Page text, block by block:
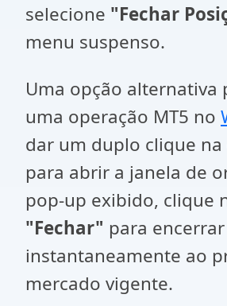
selecione "Fechar
menu suspenso.
Uma opção alternativa
uma operação MT5 no
dar um duplo clique
para abrir a janela de
pop-up exibido, clique
"Fechar" para
instantaneamente ao
mercado vigente.